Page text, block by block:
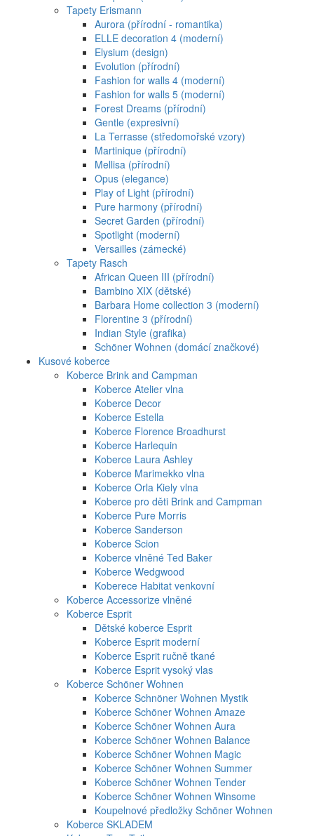
Tapety Erismann
Aurora (přírodní - romantika)
ELLE decoration 4 (moderní)
Elysium (design)
Evolution (přírodní)
Fashion for walls 4 (moderní)
Fashion for walls 5 (moderní)
Forest Dreams (přírodní)
Gentle (expresivní)
La Terrasse (středomořské vzory)
Martinique (přírodní)
Mellisa (přírodní)
Opus (elegance)
Play of Light (přírodní)
Pure harmony (přírodní)
Secret Garden (přírodní)
Spotlight (moderní)
Versailles (zámecké)
Tapety Rasch
African Queen III (přírodní)
Bambino XIX (dětské)
Barbara Home collection 3 (moderní)
Florentine 3 (přírodní)
Indian Style (grafika)
Schöner Wohnen (domácí značkové)
Kusové koberce
Koberce Brink and Campman
Koberce Atelier vlna
Koberce Decor
Koberce Estella
Koberce Florence Broadhurst
Koberce Harlequin
Koberce Laura Ashley
Koberce Marimekko vlna
Koberce Orla Kiely vlna
Koberce pro děti Brink and Campman
Koberce Pure Morris
Koberce Sanderson
Koberce Scion
Koberce vlněné Ted Baker
Koberce Wedgwood
Koberece Habitat venkovní
Koberce Accessorize vlněné
Koberce Esprit
Dětské koberce Esprit
Koberce Esprit moderní
Koberce Esprit ručně tkané
Koberce Esprit vysoký vlas
Koberce Schöner Wohnen
Koberce Schnöner Wohnen Mystik
Koberce Schöner Wohnen Amaze
Koberce Schöner Wohnen Aura
Koberce Schöner Wohnen Balance
Koberce Schöner Wohnen Magic
Koberce Schöner Wohnen Summer
Koberce Schöner Wohnen Tender
Koberce Schöner Wohnen Winsome
Koupelnové předložky Schöner Wohnen
Koberce SKLADEM